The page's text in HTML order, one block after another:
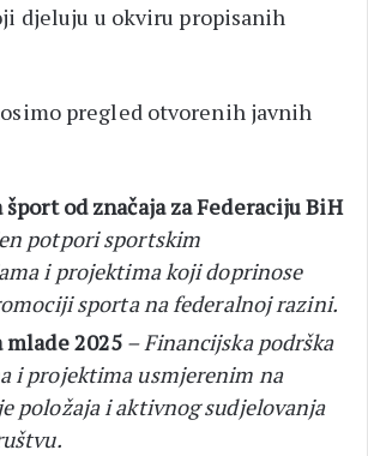
djeluju u okviru propisanih
pregled otvorenih javnih
od značaja za Federaciju BiH
potpori sportskim
i projektima koji doprinose
sporta na federalnoj razini.
mlade 2025 – Financijska podrška
i projektima usmjerenim na
položaja i aktivnog sudjelovanja